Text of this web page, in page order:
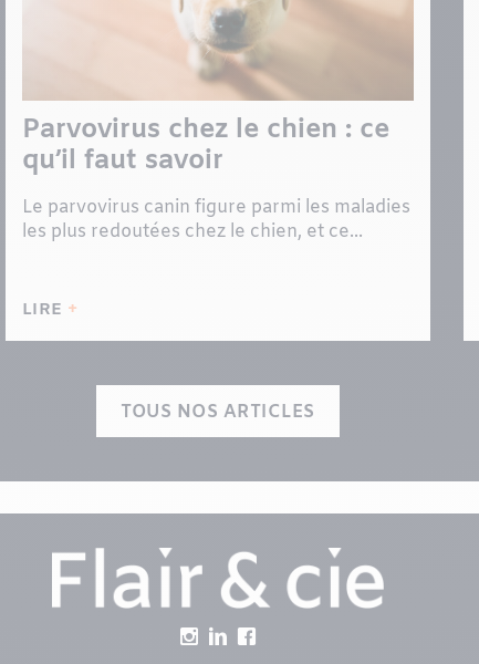
Parvovirus chez le chien : ce
qu’il faut savoir
Le parvovirus canin figure parmi les maladies
les plus redoutées chez le chien, et ce...
LIRE
TOUS NOS ARTICLES